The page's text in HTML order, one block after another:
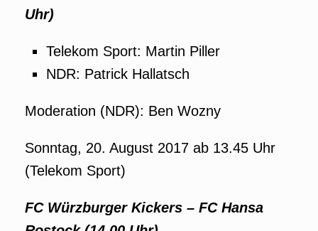
Uhr)
Telekom Sport: Martin Piller
NDR: Patrick Hallatsch
Moderation (NDR): Ben Wozny
Sonntag, 20. August 2017 ab 13.45 Uhr
(Telekom Sport)
FC Würzburger Kickers – FC Hansa